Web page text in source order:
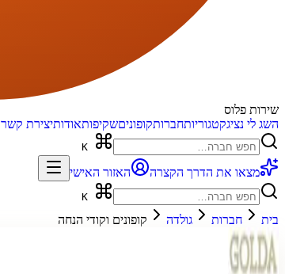
שירות פלוס
השג לי נציגקטגוריותחברותקופוניםשקיפותאודותיצירת קשר
מצאו את הדרך הקצרה האזור האישי
בית חברות גולדה קופונים וקודי הנחה